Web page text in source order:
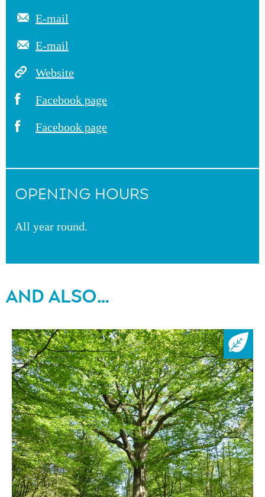
E-mail
E-mail
Website
Facebook page
Facebook page
OPENING HOURS
All year round.
AND ALSO…